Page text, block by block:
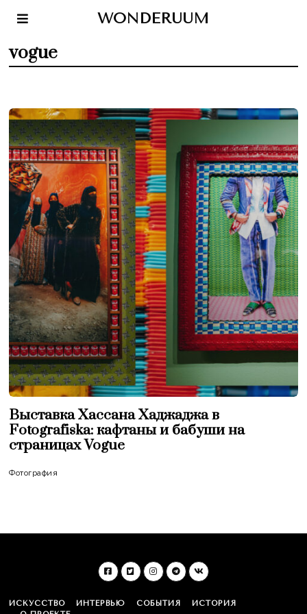
WONDERUUM
vogue
Выставка Хассана Хаджаджа в
Fotografiska: кафтаны и бабуши на
страницах Vogue
Фотография
ИСКУССТВО ИНТЕРВЬЮ СОБЫТИЯ
ИСТОРИЯ